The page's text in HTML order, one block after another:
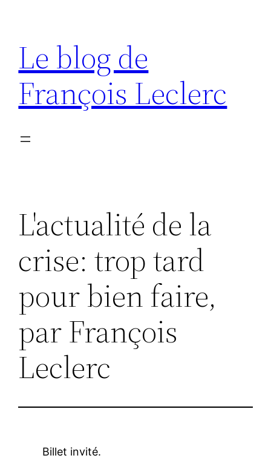
contenu
Le blog de
François Leclerc
L'actualité de la
crise: trop tard
pour bien faire,
par François
Leclerc
Billet invité.